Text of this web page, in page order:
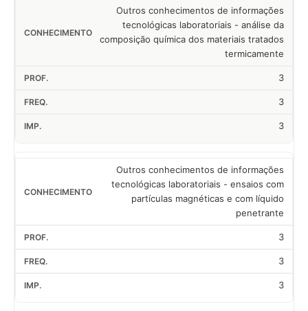
Outros conhecimentos de informações
tecnológicas laboratoriais - análise da
composição química dos materiais tratados
termicamente
3
3
3
Outros conhecimentos de informações
tecnológicas laboratoriais - ensaios com
partículas magnéticas e com líquido
penetrante
3
3
3